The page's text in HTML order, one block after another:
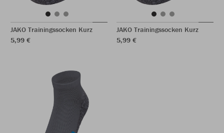
JAKO Trainingssocken Kurz
5,99 €
JAKO Trainingssocken Kurz
5,99 €